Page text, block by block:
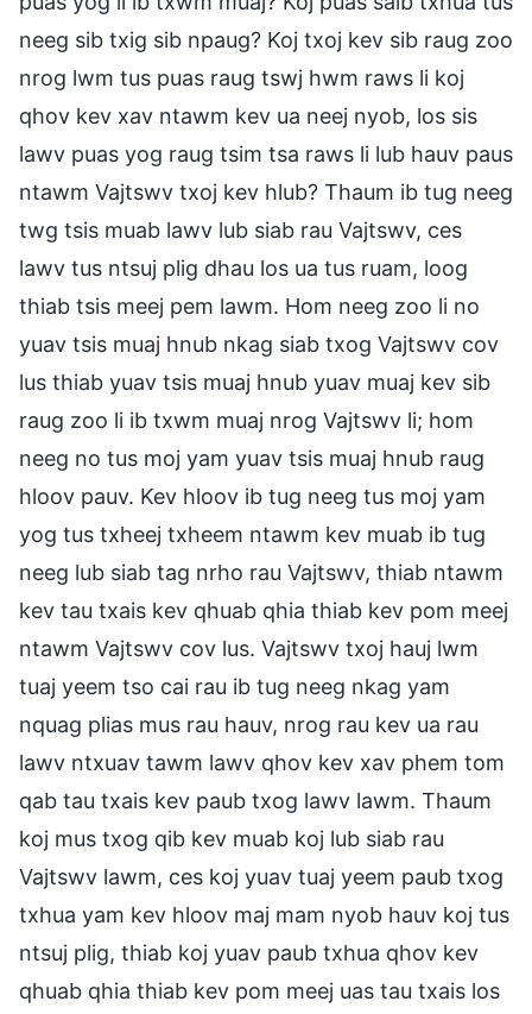
neeg sib txig sib npaug? Koj txoj kev sib raug zoo
nrog lwm tus puas raug tswj hwm raws li koj
qhov kev xav ntawm kev ua neej nyob, los sis
lawv puas yog raug tsim tsa raws li lub hauv paus
ntawm Vajtswv txoj kev hlub? Thaum ib tug neeg
twg tsis muab lawv lub siab rau Vajtswv, ces
lawv tus ntsuj plig dhau los ua tus ruam, loog
thiab tsis meej pem lawm. Hom neeg zoo li no
yuav tsis muaj hnub nkag siab txog Vajtswv cov
lus thiab yuav tsis muaj hnub yuav muaj kev sib
raug zoo li ib txwm muaj nrog Vajtswv li; hom
neeg no tus moj yam yuav tsis muaj hnub raug
hloov pauv. Kev hloov ib tug neeg tus moj yam
yog tus txheej txheem ntawm kev muab ib tug
neeg lub siab tag nrho rau Vajtswv, thiab ntawm
kev tau txais kev qhuab qhia thiab kev pom meej
ntawm Vajtswv cov lus. Vajtswv txoj hauj lwm
tuaj yeem tso cai rau ib tug neeg nkag yam
nquag plias mus rau hauv, nrog rau kev ua rau
lawv ntxuav tawm lawv qhov kev xav phem tom
qab tau txais kev paub txog lawv lawm. Thaum
koj mus txog qib kev muab koj lub siab rau
Vajtswv lawm, ces koj yuav tuaj yeem paub txog
txhua yam kev hloov maj mam nyob hauv koj tus
ntsuj plig, thiab koj yuav paub txhua qhov kev
qhuab qhia thiab kev pom meej uas tau txais los